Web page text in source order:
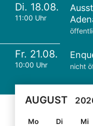
Di. 18.08.
11:00 Uhr
Fr. 21.08.
10:00 Uhr nicht
AUGUST
Mo Di Mi